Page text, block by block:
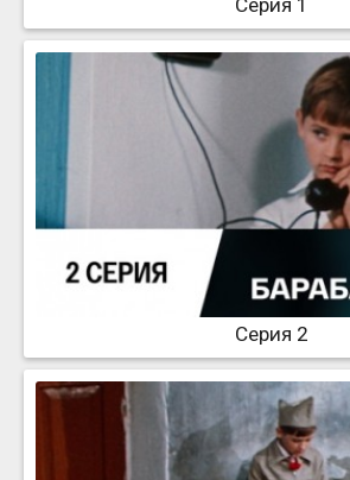
Серия 1
Серия 2